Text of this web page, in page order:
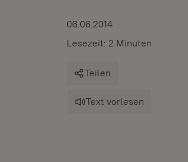
06.06.2014
Lesezeit: 2 Minuten
Teilen
Text vorlesen